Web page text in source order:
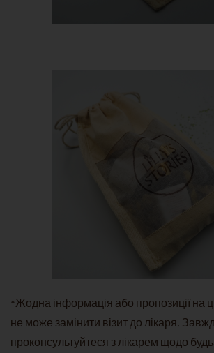
*Жодна інформація або пропозиції на
не може замінити візит до лікаря.
проконсультуйтеся з лікарем щодо